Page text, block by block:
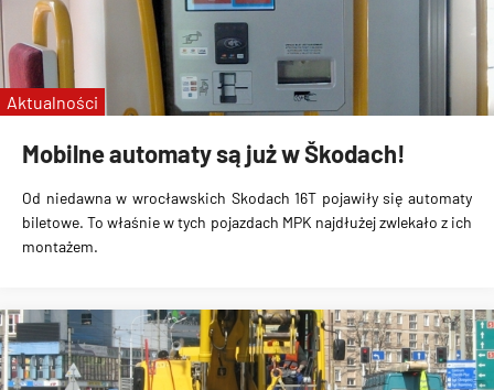
Mobilne automaty są już w Škodach!
Od niedawna w wrocławskich Skodach 16T pojawiły się automaty
biletowe. To właśnie w tych pojazdach MPK najdłużej zwlekało z ich
montażem.
Aktualności